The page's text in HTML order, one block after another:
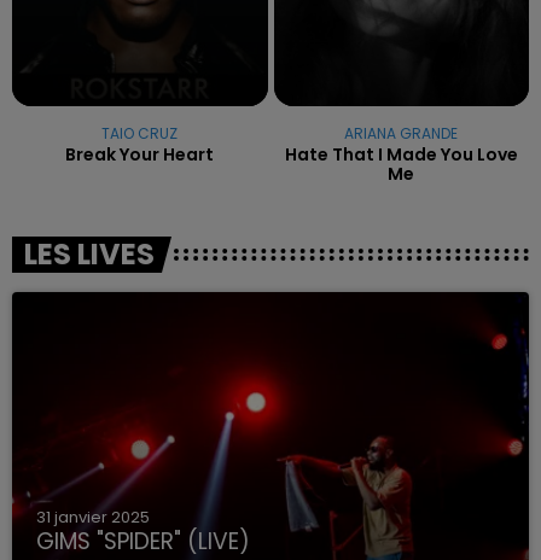
TAIO CRUZ
Break Your Heart
ARIANA GRANDE
Hate That I Made You Love
Me
LES LIVES
31 janvier 2025
GIMS "SPIDER" (LIVE)